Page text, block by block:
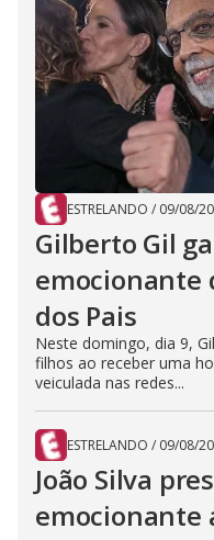
ESTRELANDO / 09/08/
Gilberto Gil
emocionante
dos Pais
Neste domingo, dia 9,
filhos ao receber uma
veiculada nas redes...
ESTRELANDO / 09/08/
João Silva
emocionante